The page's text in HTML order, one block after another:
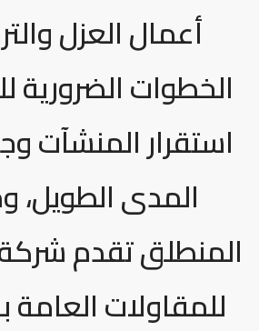
أعمال العزل
الخطوات الضرورية
استقرار المنشآت
المدى الطويل،
المنطلق تقدم شركة
للمقاولات العامة